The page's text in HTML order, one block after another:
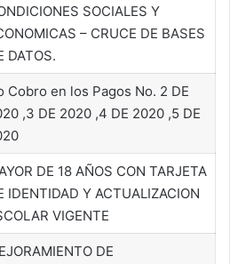
SOCIALES Y
– CRUCE DE BASES
DATOS.
Cobro en los Pagos No. 2 DE
,3 DE 2020 ,4 DE 2020 ,5 DE
DE 18 AÑOS CON TARJETA
IDENTIDAD Y ACTUALIZACION
VIGENTE
DE